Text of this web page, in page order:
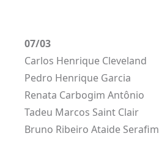
07/03
Carlos Henrique Cleveland
Pedro Henrique Garcia
Renata Carbogim Antônio
Tadeu Marcos Saint Clair
Bruno Ribeiro Ataide Serafim